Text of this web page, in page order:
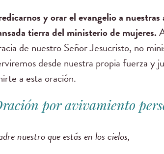
y orar el evangelio a
tierra del ministerio de mujeres.
de nuestro Señor Jesucristo, no
desde nuestra propia fuerza y
a esta oración.
por avivamiento
nuestro que estás en los cielos,